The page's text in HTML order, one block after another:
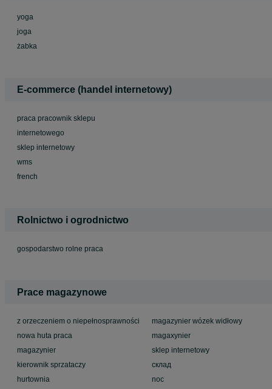
yoga
joga
żabka
E-commerce (handel internetowy)
praca pracownik sklepu
internetowego
sklep internetowy
wms
french
Rolnictwo i ogrodnictwo
gospodarstwo rolne praca
Prace magazynowe
z orzeczeniem o niepełnosprawności
nowa huta praca
magazynier
kierownik sprzataczy
hurtownia
magazynier wózek widłowy
magaxynier
sklep internetowy
склад
noc